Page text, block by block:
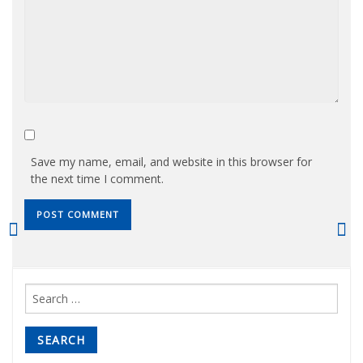
Save my name, email, and website in this browser for
the next time I comment.
Search
for: